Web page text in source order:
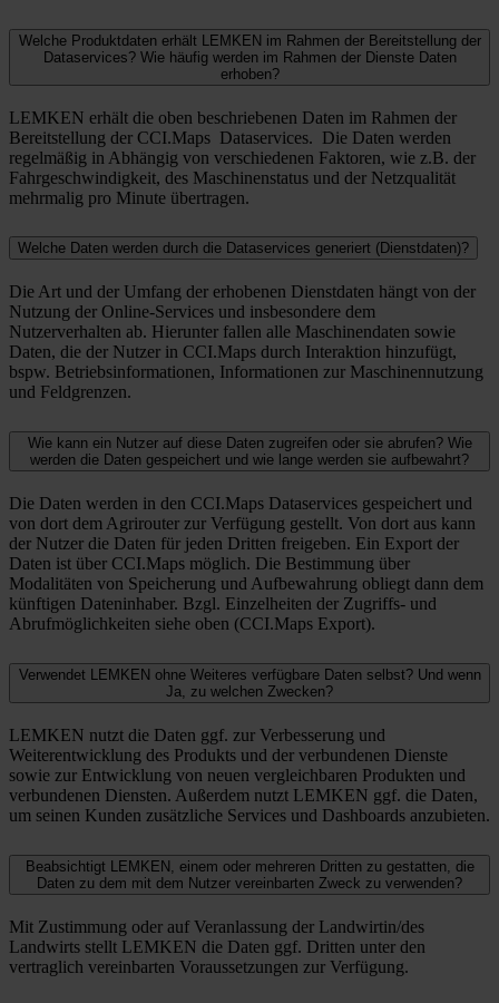
Welche Produktdaten erhält LEMKEN im Rahmen der Bereitstellung der
Dataservices? Wie häufig werden im Rahmen der Dienste Daten
erhoben?
LEMKEN erhält die oben beschriebenen Daten im Rahmen der
Bereitstellung der CCI.Maps Dataservices. Die Daten werden
regelmäßig in Abhängig von verschiedenen Faktoren, wie z.B. der
Fahrgeschwindigkeit, des Maschinenstatus und der Netzqualität
mehrmalig pro Minute übertragen.
Welche Daten werden durch die Dataservices generiert (Dienstdaten)?
Die Art und der Umfang der erhobenen Dienstdaten hängt von der
Nutzung der Online-Services und insbesondere dem
Nutzerverhalten ab. Hierunter fallen alle Maschinendaten sowie
Daten, die der Nutzer in CCI.Maps durch Interaktion hinzufügt,
bspw. Betriebsinformationen, Informationen zur Maschinennutzung
und Feldgrenzen.
Wie kann ein Nutzer auf diese Daten zugreifen oder sie abrufen? Wie
werden die Daten gespeichert und wie lange werden sie aufbewahrt?
Die Daten werden in den CCI.Maps Dataservices gespeichert und
von dort dem Agrirouter zur Verfügung gestellt. Von dort aus kann
der Nutzer die Daten für jeden Dritten freigeben. Ein Export der
Daten ist über CCI.Maps möglich. Die Bestimmung über
Modalitäten von Speicherung und Aufbewahrung obliegt dann dem
künftigen Dateninhaber. Bzgl. Einzelheiten der Zugriffs- und
Abrufmöglichkeiten siehe oben (CCI.Maps Export).
Verwendet LEMKEN ohne Weiteres verfügbare Daten selbst? Und wenn
Ja, zu welchen Zwecken?
LEMKEN nutzt die Daten ggf. zur Verbesserung und
Weiterentwicklung des Produkts und der verbundenen Dienste
sowie zur Entwicklung von neuen vergleichbaren Produkten und
verbundenen Diensten. Außerdem nutzt LEMKEN ggf. die Daten,
um seinen Kunden zusätzliche Services und Dashboards anzubieten.
Beabsichtigt LEMKEN, einem oder mehreren Dritten zu gestatten, die
Daten zu dem mit dem Nutzer vereinbarten Zweck zu verwenden?
Mit Zustimmung oder auf Veranlassung der Landwirtin/des
Landwirts stellt LEMKEN die Daten ggf. Dritten unter den
vertraglich vereinbarten Voraussetzungen zur Verfügung.